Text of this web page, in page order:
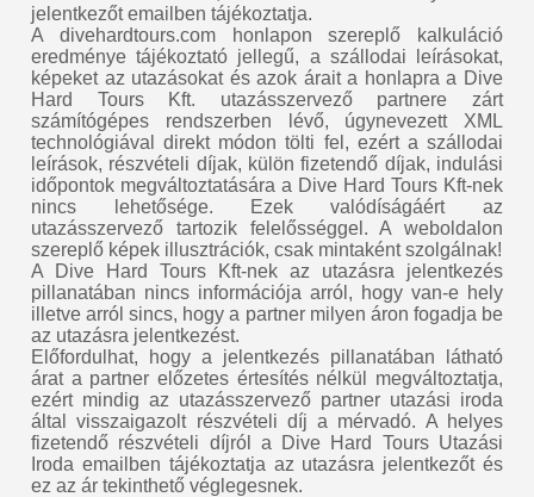
jelentkezőt emailben tájékoztatja.
A divehardtours.com honlapon szereplő kalkuláció
eredménye tájékoztató jellegű, a szállodai leírásokat,
képeket az utazásokat és azok árait a honlapra a Dive
Hard Tours Kft. utazásszervező partnere zárt
számítógépes rendszerben lévő, úgynevezett XML
technológiával direkt módon tölti fel, ezért a szállodai
leírások, részvételi díjak, külön fizetendő díjak, indulási
időpontok megváltoztatására a Dive Hard Tours Kft-nek
nincs lehetősége. Ezek valódíságáért az
utazásszervező tartozik felelősséggel. A weboldalon
szereplő képek illusztrációk, csak mintaként szolgálnak!
A Dive Hard Tours Kft-nek az utazásra jelentkezés
pillanatában nincs információja arról, hogy van-e hely
illetve arról sincs, hogy a partner milyen áron fogadja be
az utazásra jelentkezést.
Előfordulhat, hogy a jelentkezés pillanatában látható
árat a partner előzetes értesítés nélkül megváltoztatja,
ezért mindig az utazásszervező partner utazási iroda
által visszaigazolt részvételi díj a mérvadó. A helyes
fizetendő részvételi díjról a Dive Hard Tours Utazási
Iroda emailben tájékoztatja az utazásra jelentkezőt és
ez az ár tekinthető véglegesnek.